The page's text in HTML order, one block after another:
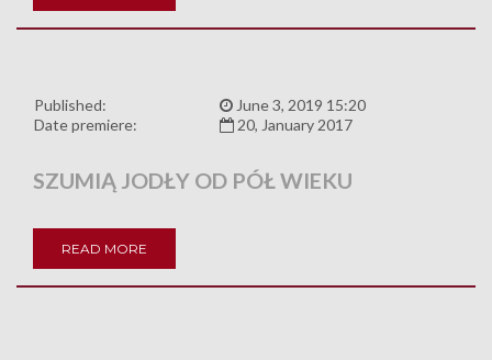
Published:
June 3, 2019 15:20
Date premiere:
20, January 2017
SZUMIĄ JODŁY OD PÓŁ WIEKU
READ MORE